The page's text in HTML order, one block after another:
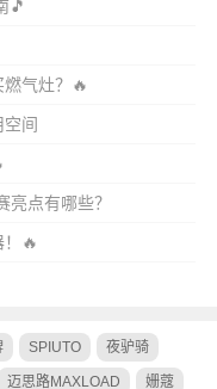
🎵
气灶？🔥
间
点有哪些？
🔥
SPIUTO 夜驴骑
迈思路MAXLOAD 姗蔻